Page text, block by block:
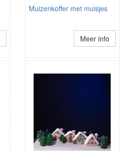
Muizenkoffer met muisjes
Meer info